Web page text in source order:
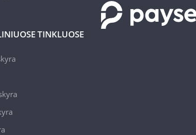
TINKLUOSE